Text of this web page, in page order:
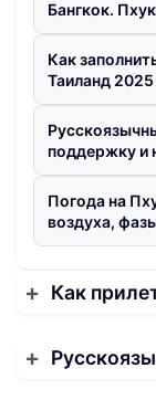
Бангкок.
Как
Таиланд 2025
поддержку и
Погода на
воздуха,
Как